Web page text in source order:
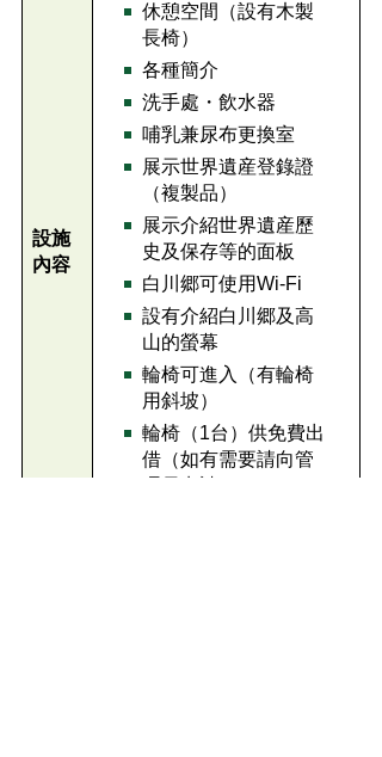
設施
內容
休憩空間（設有木製
長椅）
各種簡介
洗手處・飲水器
哺乳兼尿布更換室
展示世界遺産登錄證
（複製品）
展示介紹世界遺産歷
史及保存等的面板
白川郷可使用Wi-Fi
設有介紹白川郷及高
山的螢幕
輪椅可進入（有輪椅
用斜坡）
輪椅（1台）供免費出
借（如有需要請向管